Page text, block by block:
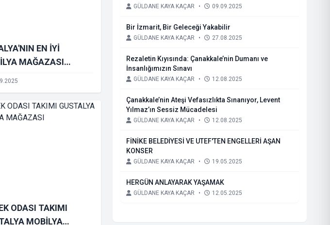
EN İYİ
MAĞAZASI
MOBİLYA
ODASI TAKIMI
MOBİLYA
GÜLDANE KAYA KAÇAR • 09.09.2025
Bir İzmarit, Bir Geleceği Yakabilir
GÜLDANE KAYA KAÇAR • 27.08.2025
Rezaletin Kıyısında: Çanakkale’nin Dumanı ve
İnsanlığımızın Sınavı
GÜLDANE KAYA KAÇAR • 12.08.2025
Çanakkale’nin Ateşi Vefasızlıkta Sınanıyor, Levent
Yılmaz’ın Sessiz Mücadelesi
GÜLDANE KAYA KAÇAR • 12.08.2025
FİNİKE BELEDİYESİ VE UTEF'TEN ENGELLERİ AŞAN
KONSER
GÜLDANE KAYA KAÇAR • 19.05.2025
HERGÜN ANLAYARAK YAŞAMAK
GÜLDANE KAYA KAÇAR • 12.05.2025